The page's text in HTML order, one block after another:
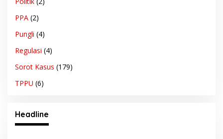
PPA (2)
Pungli (4)
Regulasi (4)
Sorot Kasus (179)
TPPU (6)
Headline